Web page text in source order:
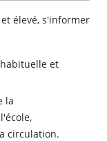
élevé, s'informer
et
la
circulation.